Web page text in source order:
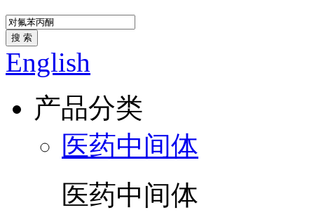
搜 索
English
产品分类
医药中间体
医药中间体